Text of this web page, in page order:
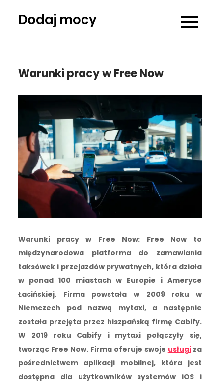
Dodaj mocy
Warunki pracy w Free Now
Warunki pracy w Free Now: Free Now to
międzynarodowa platforma do zamawiania
taksówek i przejazdów prywatnych, która działa
w ponad 100 miastach w Europie i Ameryce
Łacińskiej. Firma powstała w 2009 roku w
Niemczech pod nazwą mytaxi, a następnie
została przejęta przez hiszpańską firmę Cabify.
W 2019 roku Cabify i mytaxi połączyły się,
tworząc Free Now. Firma oferuje swoje usługiza
pośrednictwem aplikacji mobilnej, która jest
dostępna dla użytkowników systemów iOS i